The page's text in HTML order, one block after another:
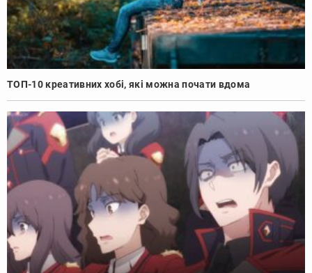
ТОП-10 креативних хобі, які можна почати вдома